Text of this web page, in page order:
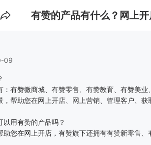
有赞的产品有什么？网上
09
：有赞微商城、有赞零售、有赞教育、有赞美
，帮助您在网上开店、网上营销、管理客户、获
以用有赞的产品吗？
助您在网上开店，有赞旗下还拥有有赞新零售